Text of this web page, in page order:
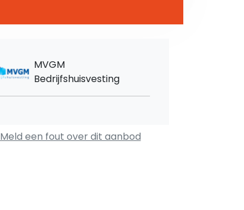
MVGM
Bedrijfshuisvesting
Meld een fout over dit aanbod